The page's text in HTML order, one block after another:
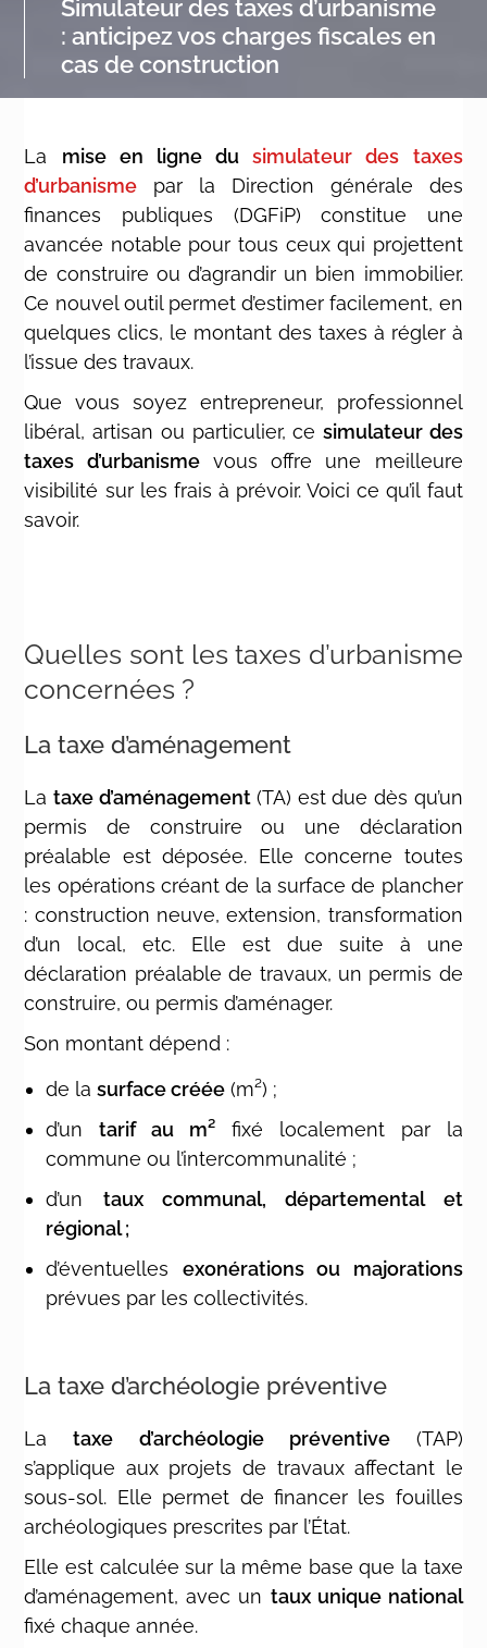
Simulateur des taxes d’urbanisme
: anticipez vos charges fiscales en
cas de construction
La mise en ligne dusimulateur des taxes
d’urbanisme par la Direction générale des
finances publiques (DGFiP) constitue une
avancée notable pour tous ceux qui projettent
de construire ou d’agrandir un bien immobilier.
Ce nouvel outil permet d’estimer facilement, en
quelques clics, le montant des taxes à régler à
l’issue des travaux.
Que vous soyez entrepreneur, professionnel
libéral, artisan ou particulier, ce simulateur des
taxes d’urbanismevous offre une meilleure
visibilité sur les frais à prévoir. Voici ce qu’il faut
savoir.
Quelles sont les taxes d’urbanisme
concernées ?
La taxe d’aménagement
La taxe d’aménagement(TA) est due dès qu’un
permis de construire ou une déclaration
préalable est déposée. Elle concerne toutes
les opérations créant de la surface de plancher
: construction neuve, extension, transformation
d’un local, etc. Elle est due suite à une
déclaration préalable de travaux, un permis de
construire, ou permis d’aménager.
Son montant dépend :
de lasurface créée (m²) ;
d’untarif au m² fixé localement par la
commune ou l’intercommunalité ;
d’un taux communal, départemental et
régional ;
d’éventuelles exonérations ou majorations
prévues par les collectivités.
La taxe d’archéologie préventive
Lataxe d’archéologie préventive(TAP)
s’applique aux projets de travaux affectant le
sous-sol. Elle permet de financer les fouilles
archéologiques prescrites par l’État.
Elle est calculée sur la même base que la taxe
d’aménagement, avec un taux unique national
fixé chaque année.